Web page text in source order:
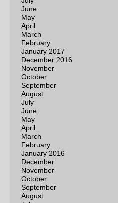
June
May
April
March
February
January 2017
December 2016
November
October
September
August
July
June
May
April
March
February
January 2016
December
November
October
September
August